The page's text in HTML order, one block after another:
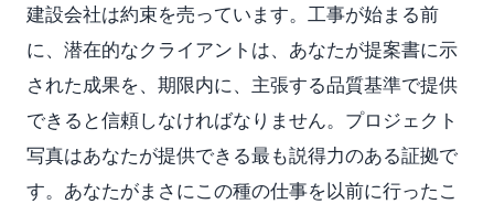
建設会社は約束を売っています。工事が始まる前
に、潜在的なクライアントは、あなたが提案書に示
された成果を、期限内に、主張する品質基準で提供
できると信頼しなければなりません。プロジェクト
写真はあなたが提供できる最も説得力のある証拠で
す。あなたがまさにこの種の仕事を以前に行ったこ